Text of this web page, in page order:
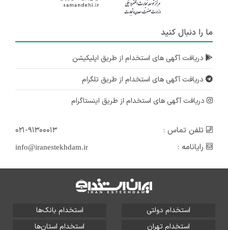
ما را دنبال کنید
دریافت آگهی های استخدام از طریق اپلیکیشن
دریافت آگهی های استخدام از طریق تلگرام
دریافت آگهی های استخدام از طریق اینستاگرام
تلفن تماس :
۰۲۱-۹۱۳۰۰۰۱۳
رایانامه :
info@iranestekhdam.ir
استخدام دولتی
استخدام بانک‌ها
استخدام تهران
استخدام استان‌ها